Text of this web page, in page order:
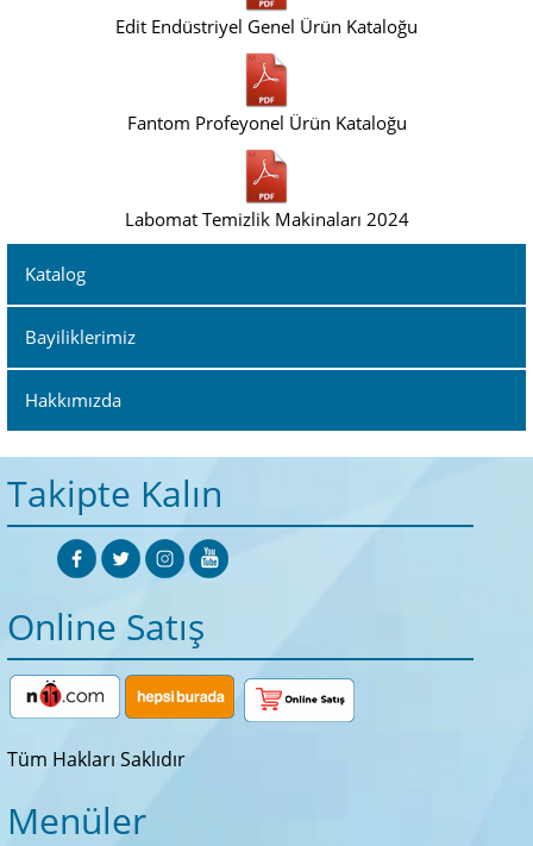
Edit Endüstriyel Genel Ürün Kataloğu
Fantom Profeyonel Ürün Kataloğu
Labomat Temizlik Makinaları 2024
Katalog
Bayiliklerimiz
Hakkımızda
Takipte Kalın
Online Satış
Tüm Hakları Saklıdır
Menüler